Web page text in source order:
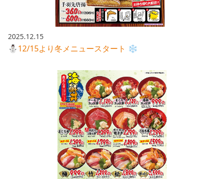
2025.12.15
⛄12/15より冬メニュースタート ❄️